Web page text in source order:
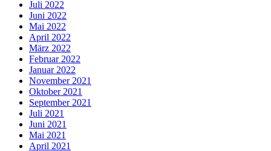
Juli 2022
Juni 2022
Mai 2022
April 2022
März 2022
Februar 2022
Januar 2022
November 2021
Oktober 2021
September 2021
Juli 2021
Juni 2021
Mai 2021
April 2021